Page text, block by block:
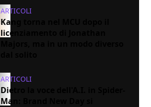
ARTICOLI
Kang torna nel MCU dopo il
licenziamento di Jonathan
ARTICOLI
Dietro la voce dell'A.I. in Spider-
Man: Brand New Day si